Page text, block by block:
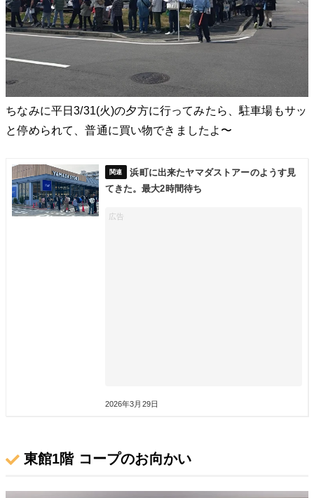
ちなみに平日3/31(火)の夕方に行ってみたら、駐車場もサッ
と停められて、普通に買い物できましたよ〜
浜町に出来たヤマダストアーのようす見
てきた。最大2時間待ち
2026年3月29日
東館1階 コープのお向かい